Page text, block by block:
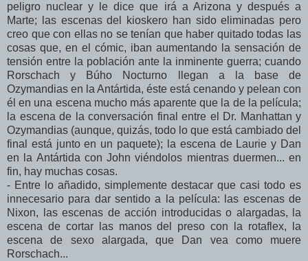
peligro nuclear y le dice que irá a Arizona y después a
Marte; las escenas del kioskero han sido eliminadas pero
creo que con ellas no se tenían que haber quitado todas las
cosas que, en el cómic, iban aumentando la sensación de
tensión entre la población ante la inminente guerra; cuando
Rorschach y Búho Nocturno llegan a la base de
Ozymandias en la Antártida, éste está cenando y pelean con
él en una escena mucho más aparente que la de la película;
la escena de la conversación final entre el Dr. Manhattan y
Ozymandias (aunque, quizás, todo lo que está cambiado del
final está junto en un paquete); la escena de Laurie y Dan
en la Antártida con John viéndolos mientras duermen... en
fin, hay muchas cosas.
- Entre lo añadido, simplemente destacar que casi todo es
innecesario para dar sentido a la película: las escenas de
Nixon, las escenas de acción introducidas o alargadas, la
escena de cortar las manos del preso con la rotaflex, la
escena de sexo alargada, que Dan vea como muere
Rorschach...